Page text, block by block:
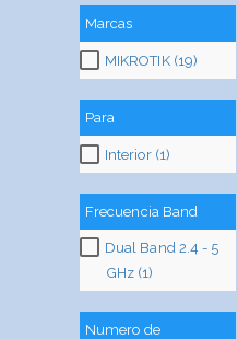
Marcas
MIKROTIK (19)
Para
Interior (1)
Frecuencia Band
Dual Band 2.4 - 5
GHz (1)
Numero de